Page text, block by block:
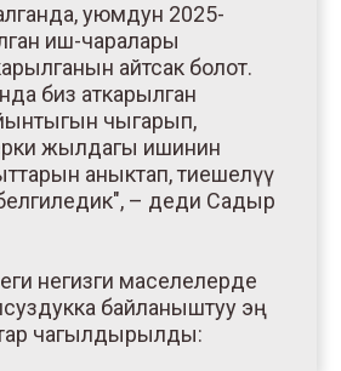
уюмдун 2025-
иш-чаралары
айтсак болот.
биз аткарылган
чыгарып,
жылдагы ишинин
аныктап, тиешелүү
– деди Садыр
негизги маселелерде
байланыштуу эң
чагылдырылды: